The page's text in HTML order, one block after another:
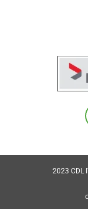
2023 CDL